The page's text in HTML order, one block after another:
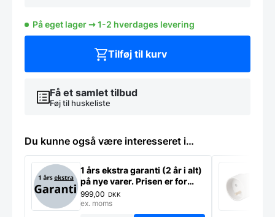
kosmetisk
skade,
På eget lager ➞ 1-2 hverdages levering
Få et samlet tilbud
Føj til huskeliste
Tilføj til kurv
Du kunne også være interesseret i…
1 års ekstra garanti (2 år i alt)
på nye varer. Prisen er for
ekstra garanti på ét produkt
999,00 DKK
ex. moms